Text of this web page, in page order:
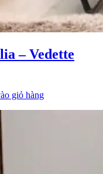
– Vedette
₫.
giỏ hàng